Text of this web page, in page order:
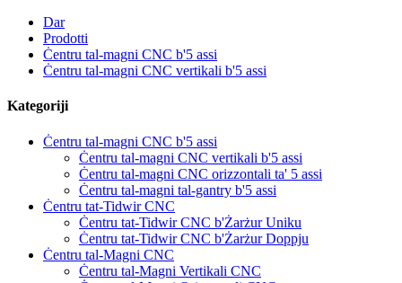
Dar
Prodotti
Ċentru tal-magni CNC b'5 assi
Ċentru tal-magni CNC vertikali b'5 assi
Kategoriji
Ċentru tal-magni CNC b'5 assi
Ċentru tal-magni CNC vertikali b'5 assi
Ċentru tal-magni CNC orizzontali ta' 5 assi
Ċentru tal-magni tal-gantry b'5 assi
Ċentru tat-Tidwir CNC
Ċentru tat-Tidwir CNC b'Żarżur Uniku
Ċentru tat-Tidwir CNC b'Żarżur Doppju
Ċentru tal-Magni CNC
Ċentru tal-Magni Vertikali CNC